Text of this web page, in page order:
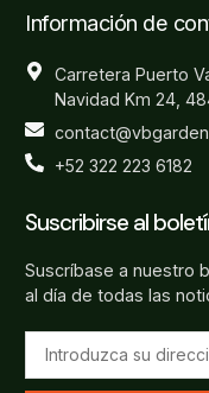
Información de
Carretera Puerto
Navidad Km 24,
+52 322 223 6182
Suscribirse al
Suscríbase a nuestro
al día de todas las